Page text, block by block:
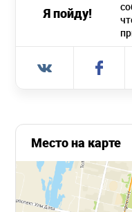
Я пойду!
Место на карте